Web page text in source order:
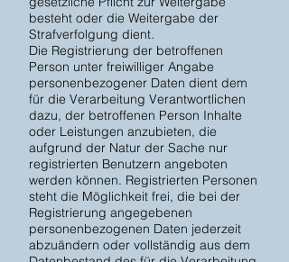
besteht oder die Weitergabe der
Strafverfolgung dient.
Die Registrierung der betroffenen
Person unter freiwilliger Angabe
personenbezogener Daten dient dem
für die Verarbeitung Verantwortlichen
dazu, der betroffenen Person Inhalte
oder Leistungen anzubieten, die
aufgrund der Natur der Sache nur
registrierten Benutzern angeboten
werden können. Registrierten Personen
steht die Möglichkeit frei, die bei der
Registrierung angegebenen
personenbezogenen Daten jederzeit
abzuändern oder vollständig aus dem